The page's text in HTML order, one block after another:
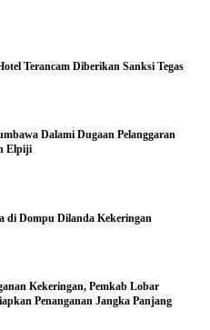
Terancam Diberikan Sanksi Tegas
Dalami Dugaan Pelanggaran
Elpiji
di Dompu Dilanda Kekeringan
Kekeringan, Pemkab Lobar
Penanganan Jangka Panjang